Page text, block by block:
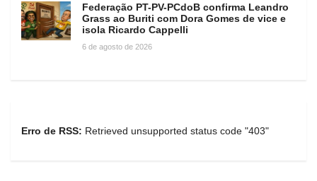
Federação PT-PV-PCdoB confirma Leandro
Grass ao Buriti com Dora Gomes de vice e
isola Ricardo Cappelli
6 de agosto de 2026
Erro de RSS: Retrieved unsupported status code "403"